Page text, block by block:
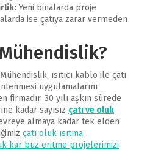
Yeni binalarda proje
ise çatıya zarar vermeden
ısıtıcı kablo ile çatı
uygulamalarını
firmadır. 30 yılı aşkın sürede
kadar sayısız çatı ve oluk
almaya kadar tek elden
çatı oluk ısıtma
kar buz eritme projelerimizi